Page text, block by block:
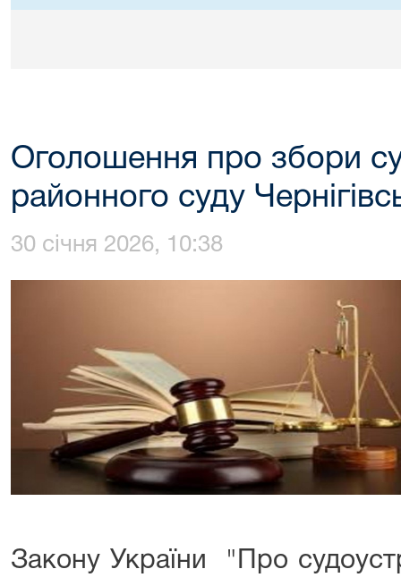
Оголошення про збори
районного суду
30 січня 2026, 10:38
Закону України "Про